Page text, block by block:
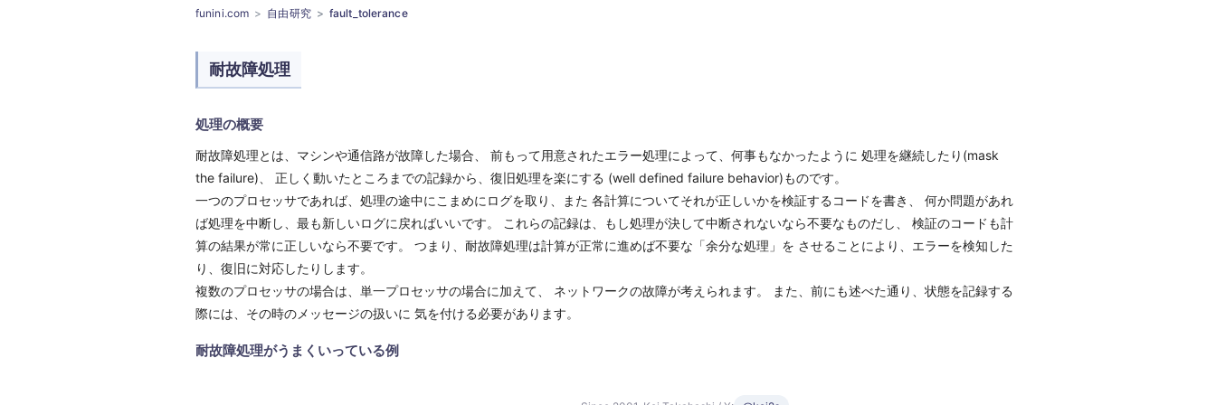
funini.com 自由研究 fault_tolerance
耐故障処理
処理の概要
耐故障処理とは、マシンや通信路が故障した場合、 前もって用意されたエラー処理によって、何事もなかったように 処理を継続したり(mask
the failure)、 正しく動いたところまでの記録から、復旧処理を楽にする (well defined failure behavior)ものです。
一つのプロセッサであれば、処理の途中にこまめにログを取り、また 各計算についてそれが正しいかを検証するコードを書き、 何か問題があれ
ば処理を中断し、最も新しいログに戻ればいいです。 これらの記録は、もし処理が決して中断されないなら不要なものだし、 検証のコードも計
算の結果が常に正しいなら不要です。 つまり、耐故障処理は計算が正常に進めば不要な「余分な処理」を させることにより、エラーを検知した
り、復旧に対応したりします。
複数のプロセッサの場合は、単一プロセッサの場合に加えて、 ネットワークの故障が考えられます。 また、前にも述べた通り、状態を記録する
際には、その時のメッセージの扱いに 気を付ける必要があります。
耐故障処理がうまくいっている例